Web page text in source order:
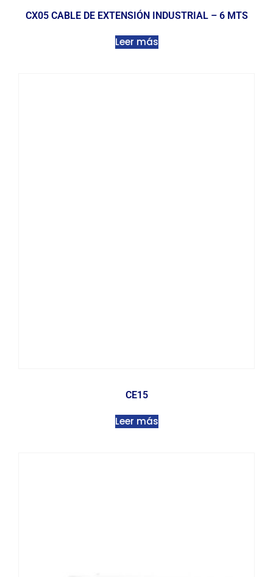
CX05 CABLE DE EXTENSIÓN INDUSTRIAL – 6 MTS
Leer más
CE15
Leer más